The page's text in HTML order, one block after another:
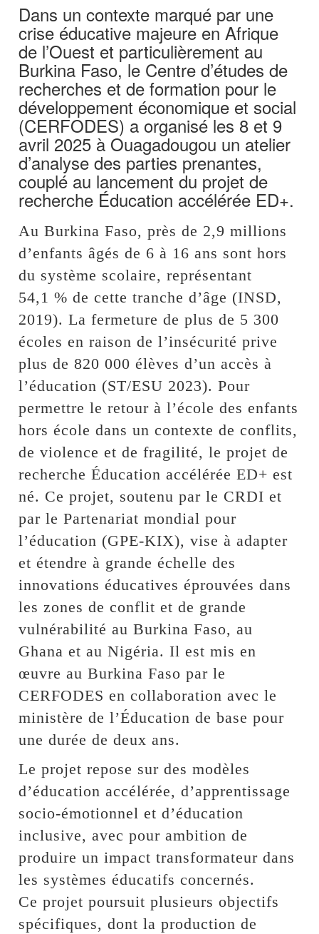
Dans un contexte marqué par une
crise éducative majeure en Afrique
de l’Ouest et particulièrement au
Burkina Faso, le Centre d’études de
recherches et de formation pour le
développement économique et social
(CERFODES) a organisé les 8 et 9
avril 2025 à Ouagadougou un atelier
d’analyse des parties prenantes,
couplé au lancement du projet de
recherche Éducation accélérée ED+.
Au Burkina Faso, près de 2,9 millions
d’enfants âgés de 6 à 16 ans sont hors
du système scolaire, représentant
54,1 % de cette tranche d’âge (INSD,
2019). La fermeture de plus de 5 300
écoles en raison de l’insécurité prive
plus de 820 000 élèves d’un accès à
l’éducation (ST/ESU 2023). Pour
permettre le retour à l’école des enfants
hors école dans un contexte de conflits,
de violence et de fragilité, le projet de
recherche Éducation accélérée ED+ est
né. Ce projet, soutenu par le CRDI et
par le Partenariat mondial pour
l’éducation (GPE-KIX), vise à adapter
et étendre à grande échelle des
innovations éducatives éprouvées dans
les zones de conflit et de grande
vulnérabilité au Burkina Faso, au
Ghana et au Nigéria. Il est mis en
œuvre au Burkina Faso par le
CERFODES en collaboration avec le
ministère de l’Éducation de base pour
une durée de deux ans.
Le projet repose sur des modèles
d’éducation accélérée, d’apprentissage
socio-émotionnel et d’éducation
inclusive, avec pour ambition de
produire un impact transformateur dans
les systèmes éducatifs concernés.
Ce projet poursuit plusieurs objectifs
spécifiques, dont la production de